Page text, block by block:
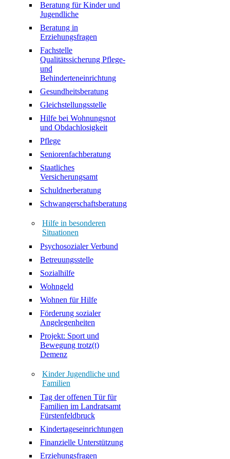
Beratung für Kinder und
Jugendliche
Beratung in
Erziehungsfragen
Fachstelle
Qualitätssicherung Pflege-
und
Behinderteneinrichtung
Gesundheitsberatung
Gleichstellungsstelle
Hilfe bei Wohnungsnot
und Obdachlosigkeit
Pflege
Seniorenfachberatung
Staatliches
Versicherungsamt
Schuldnerberatung
Schwangerschaftsberatung
Hilfe in besonderen
Situationen
Psychosozialer Verbund
Betreuungsstelle
Sozialhilfe
Wohngeld
Wohnen für Hilfe
Förderung sozialer
Angelegenheiten
Projekt: Sport und
Bewegung trotz(t)
Demenz
Kinder Jugendliche und
Familien
Tag der offenen Tür für
Familien im Landratsamt
Fürstenfeldbruck
Kindertageseinrichtungen
Finanzielle Unterstützung
Erziehungsfragen